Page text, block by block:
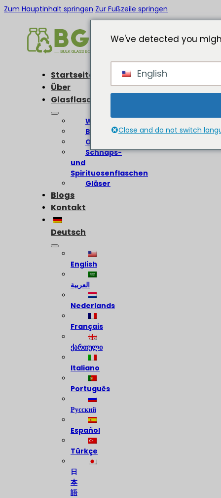
Zum Hauptinhalt springen Zur Fußzeile springen
Startseite
Über
Glasflaschen
Weinflaschen
Bierflaschen
Olivenölflaschen
Schnaps-
und
Spirituosenflaschen
Gläser
Blogs
Kontakt
Deutsch
English
العربية
Nederlands
Français
ქართული
Italiano
Português
Русский
Español
Türkçe
日
本
語
We've detected you
English
Close and do not switch